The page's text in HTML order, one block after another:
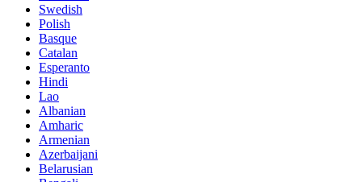
Swedish
Polish
Basque
Catalan
Esperanto
Hindi
Lao
Albanian
Amharic
Armenian
Azerbaijani
Belarusian